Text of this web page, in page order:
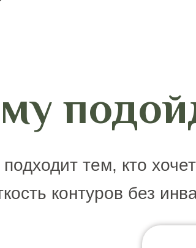
тем, кто
контуров без